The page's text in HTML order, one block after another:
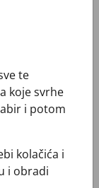
te
koje svrhe
i potom
kolačića i
i obradi